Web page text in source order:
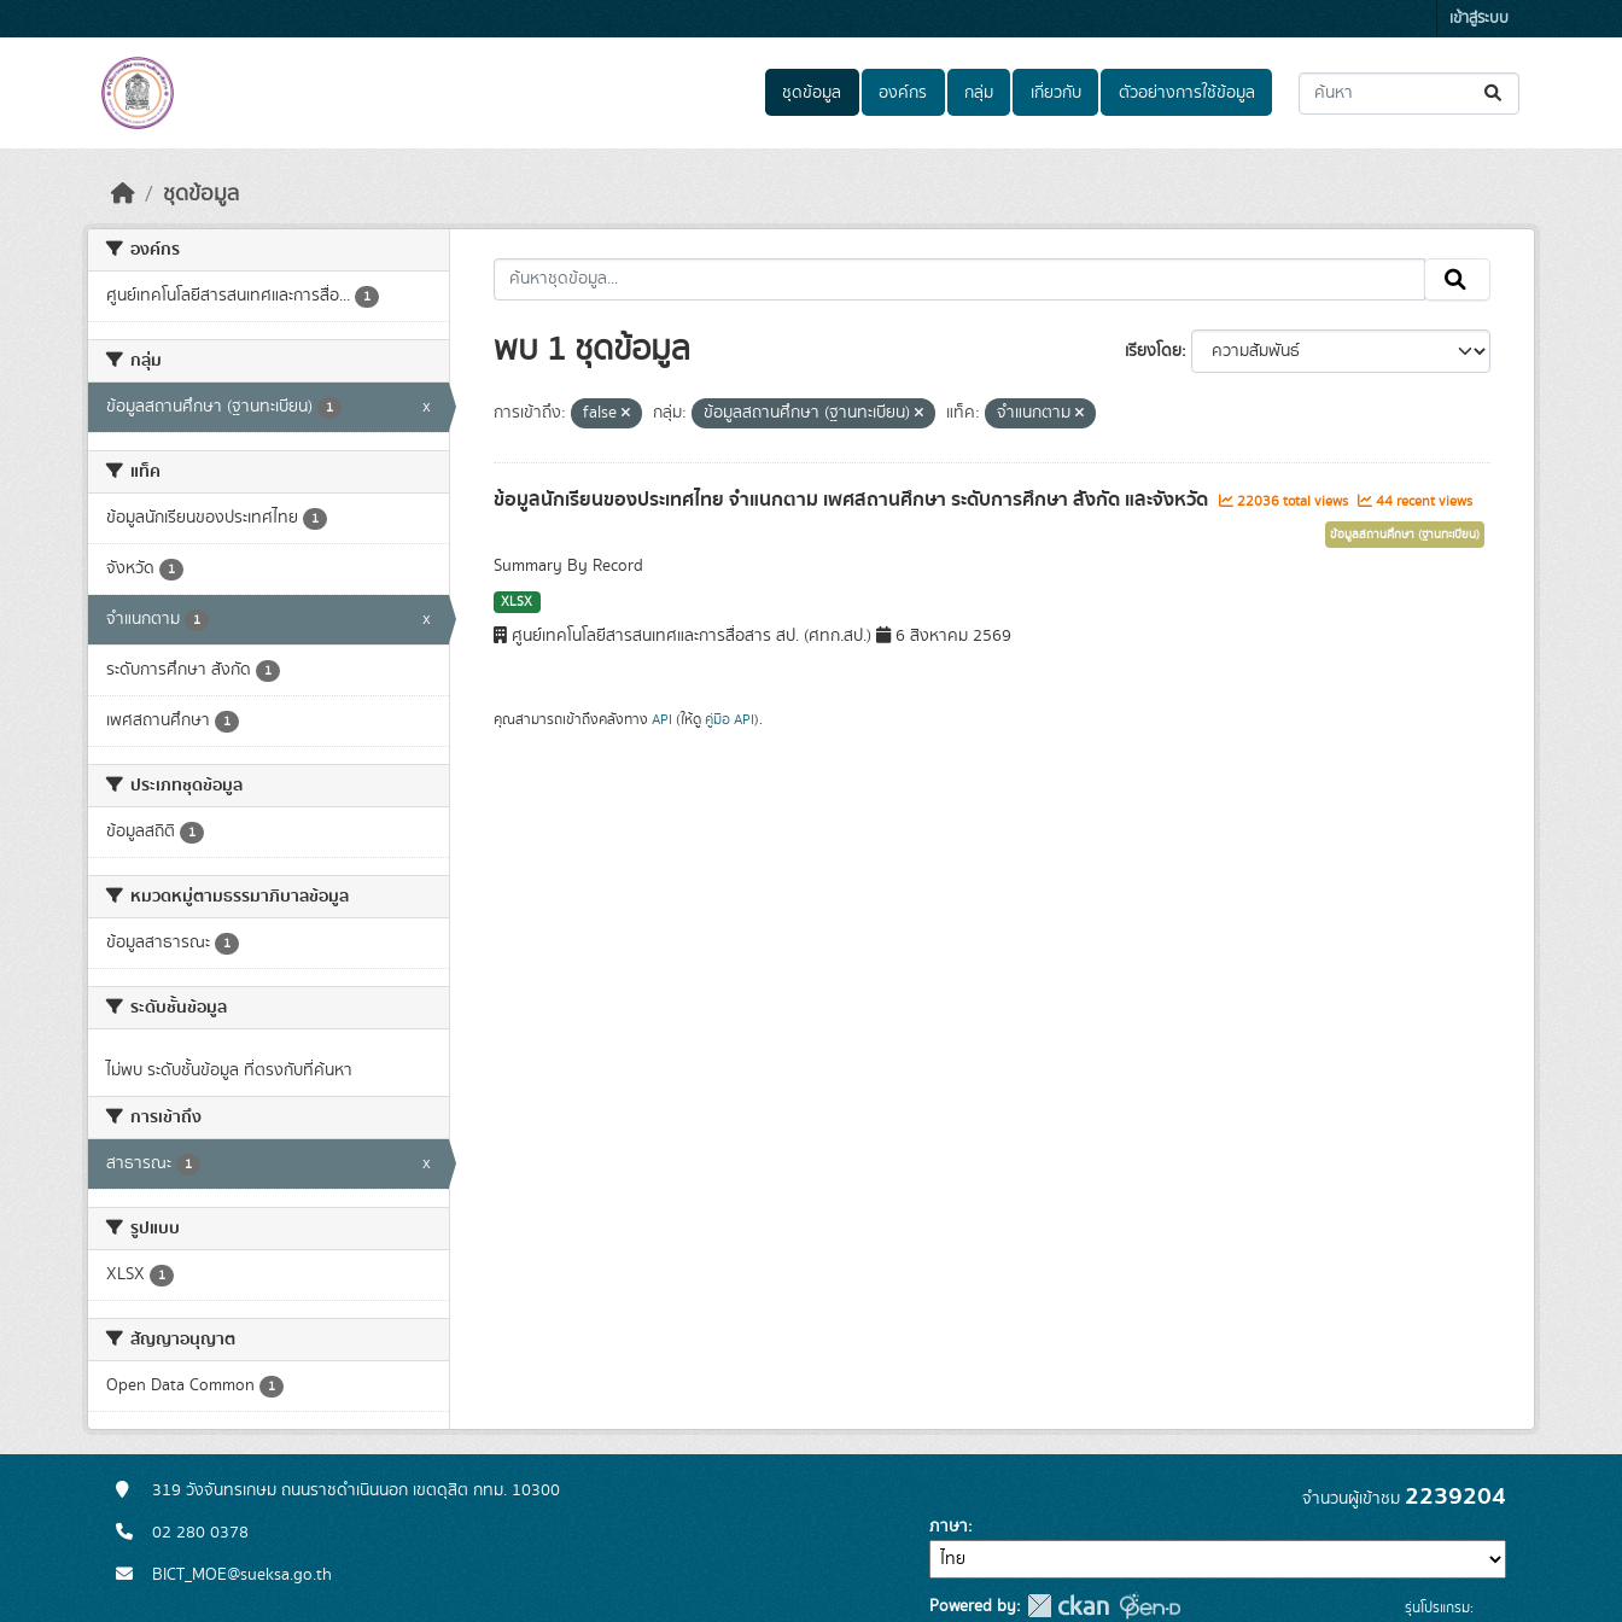
เข้าสู่ระบบ
ชุดข้อมูล องค์กร กลุ่ม เกี่ยวกับ ตัวอย่างการใช้ข้อมูล
ชุดข้อมูล
องค์กร
ศูนย์เทคโนโลยีสารสนเทศและการสื่อ... 1
กลุ่ม
ข้อมูลสถานศึกษา (ฐานทะเบียน) 1 x
แท็ค
ข้อมูลนักเรียนของประเทศไทย 1
จังหวัด 1
จำแนกตาม 1 x
ระดับการศึกษา สังกัด 1
เพศสถานศึกษา 1
ประเภทชุดข้อมูล
ข้อมูลสถิติ 1
หมวดหมู่ตามธรรมาภิบาลข้อมูล
ข้อมูลสาธารณะ 1
ระดับชั้นข้อมูล
ไม่พบ ระดับชั้นข้อมูล ที่ตรงกับที่ค้นหา
การเข้าถึง
สาธารณะ 1 x
รูปแบบ
XLSX 1
สัญญาอนุญาต
Open Data Common 1
เรียงโดย
พบ 1 ชุดข้อมูล
การเข้าถึง: false กลุ่ม: ข้อมูลสถานศึกษา (ฐานทะเบียน) แท็ค: จำแนกตาม
ข้อมูลนักเรียนของประเทศไทย จำแนกตาม เพศสถานศึกษา ระดับการศึกษา สังกัด และจังหวัด 22036 total views 44 recent views
ข้อมูลสถานศึกษา (ฐานทะเบียน)
Summary By Record
XLSX
ศูนย์เทคโนโลยีสารสนเทศและการสื่อสาร สป. (ศทก.สป.) 6 สิงหาคม 2569
คุณสามารถเข้าถึงคลังทาง API (ให้ดู คู่มือ API).
319 วังจันทรเกษม ถนนราชดำเนินนอก เขตดุสิต กทม. 10300
02 280 0378
BICT_MOE@sueksa.go.th
จำนวนผู้เข้าชม 2239204
ภาษา
Powered by: รุ่นโปรแกรม: